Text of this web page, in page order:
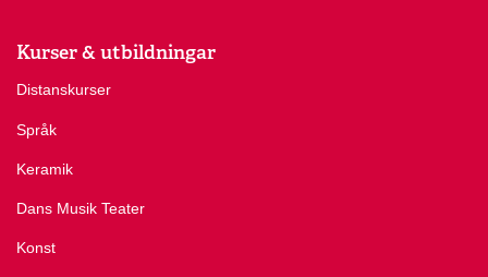
Kurser & utbildningar
Distanskurser
Språk
Keramik
Dans Musik Teater
Konst